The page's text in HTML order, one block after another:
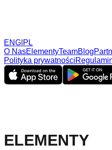
ENG PL
O NasElementyTeamBlog
Polityka prywatności
ELEMENTY